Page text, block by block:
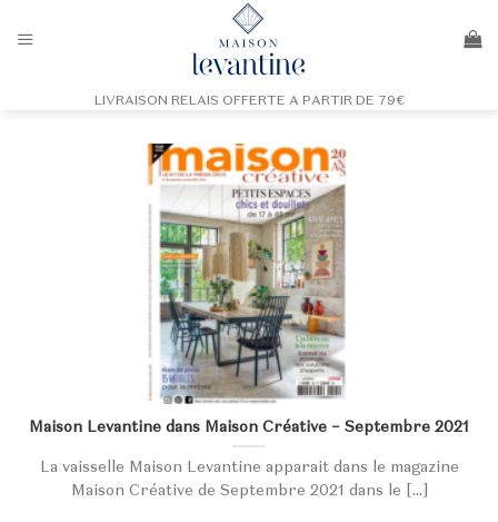
au
LIVRAISON RELAIS OFFERTE A PARTIR DE 79€
Maison Levantine dans Maison Créative – Septembre 2021
La vaisselle Maison Levantine apparait dans le magazine
Maison Créative de Septembre 2021 dans le [...]